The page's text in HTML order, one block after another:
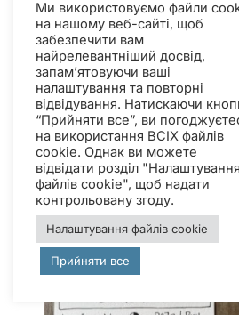
Цей чарівно-мрійливий
— немов крапля магії!
поєднується з
кольорами в солодкому
Ми використовуємо файли
на нашому веб-сайті, щоб
забезпечити вам
найрелевантніший досвід,
запам’ятовуючи ваші
налаштування та повторні
відвідування. Натискаючи
“Прийняти все”, ви
на використання ВСІХ файлів
cookie. Однак ви можете
відвідати розділ "Налаштування
файлів cookie", щоб надати
контрольовану згоду.
Налаштування файлів cookie
Прийняти все